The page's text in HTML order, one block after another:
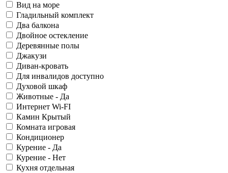
Вид на море
Гладильный комплект
Два балкона
Двойное остекление
Деревянные полы
Джакузи
Диван-кровать
Для инвалидов доступно
Духовой шкаф
Животные - Да
Интернет Wi-FI
Камин Крытый
Комната игровая
Кондиционер
Курение - Да
Курение - Нет
Кухня отдельная